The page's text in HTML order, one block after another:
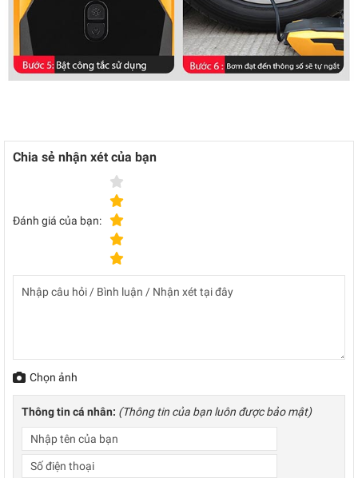
Chia sẻ nhận xét của bạn
Đánh giá của bạn:
Chọn ảnh
Thông tin cá nhân: (Thông tin của bạn luôn được bảo mật)